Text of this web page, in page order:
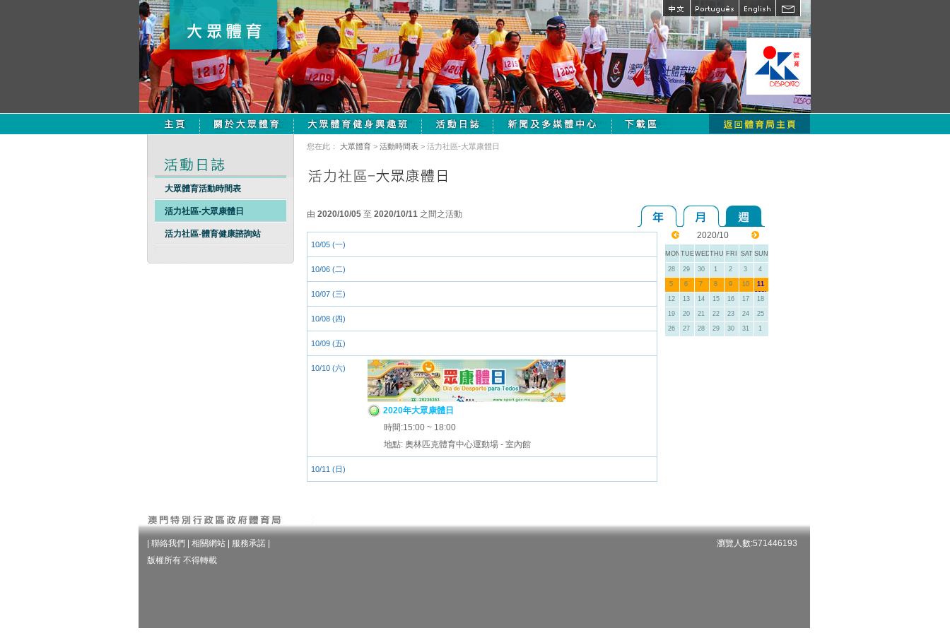
大眾體育活動時間表
活力社區-大眾康體日
活力社區-體育健康諮詢站
您在此： 大眾體育 > 活動時間表 > 活力社區-大眾康體日
由 2020/10/05 至 2020/10/11 之間之活動
10/05 (一)
10/06 (二)
10/07 (三)
10/08 (四)
10/09 (五)
10/10 (六)
2020年大眾康體日
時間:15:00 ~ 18:00
地點: 奧林匹克體育中心運動場 - 室內館
10/11 (日)
2020/10
MON TUEWEDTHU FRI SAT SUN
28 29 30 1 2 3 4
5 6 7 8 9 10 11
12 13 14 15 16 17 18
19 20 21 22 23 24 25
26 27 28 29 30 31 1
聯絡我們 相關網站 服務承諾
版權所有 不得轉載
瀏覽人數:571446193